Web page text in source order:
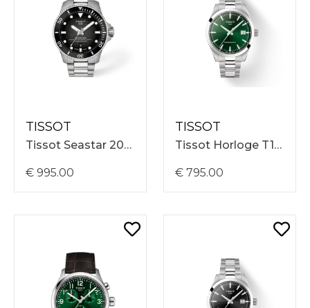
TISSOT
Tissot Seastar 2000 44mm, Stalen Band, Grijze Wijzerplaat, 60 ATM, Automatisch T1209071105100
€ 995.00
TISSOT
Tissot Horloge T1658071109100 Gentleman Powermatic 80 38mm, Zwarte Wijzerplaat
€ 795.00